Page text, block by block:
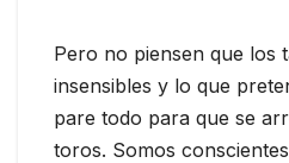
Pero no piensen que los
insensibles y lo que
pare todo para que se
toros. Somos